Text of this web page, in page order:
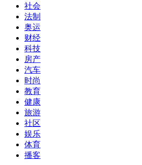
社会
法制
奥运
财经
科技
房产
汽车
时尚
教育
健康
旅游
社区
娱乐
体育
播客